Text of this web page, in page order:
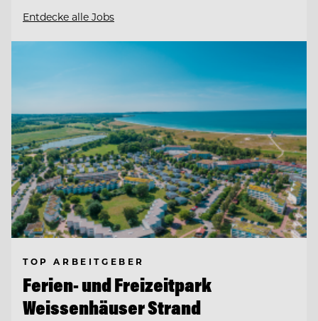
Entdecke alle Jobs
TOP ARBEITGEBER
Ferien- und Freizeitpark
Weissenhäuser Strand